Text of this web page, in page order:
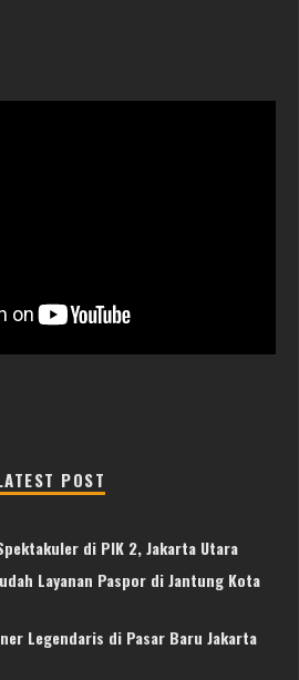
POST
di PIK 2, Jakarta Utara
Layanan Paspor di Jantung Kota
Legendaris di Pasar Baru Jakarta